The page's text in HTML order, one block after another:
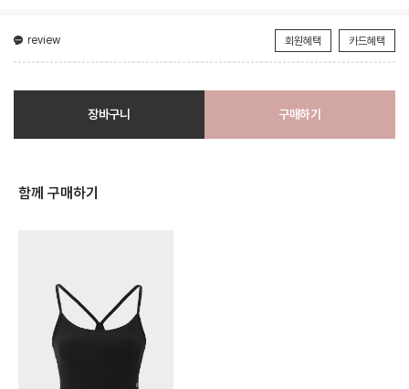
review 회원혜택 카드혜택
장바구니 구매하기
함께 구매하기